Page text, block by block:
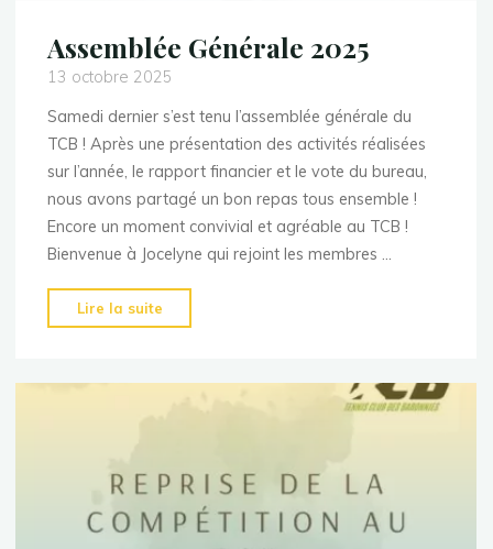
Assemblée Générale 2025
13 octobre 2025
Samedi dernier s’est tenu l’assemblée générale du
TCB ! Après une présentation des activités réalisées
sur l’année, le rapport financier et le vote du bureau,
nous avons partagé un bon repas tous ensemble !
Encore un moment convivial et agréable au TCB !
Bienvenue à Jocelyne qui rejoint les membres …
Lire la suite
Générale